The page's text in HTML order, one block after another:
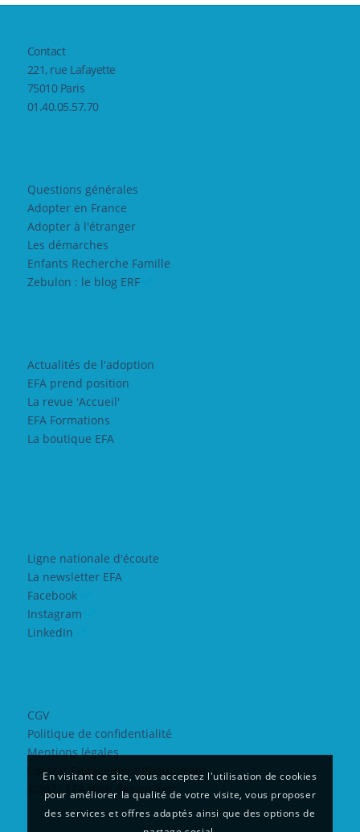
Contact
221, rue Lafayette
75010 Paris
01.40.05.57.70
Questions générales
Adopter en France
Adopter à l'étranger
Les démarches
Enfants Recherche Famille
Zebulon : le blog ERF
Actualités de l'adoption
EFA prend position
La revue 'Accueil'
EFA Formations
La boutique EFA
Ligne nationale d'écoute
La newsletter EFA
Facebook
Instagram
LinkedIn
CGV
Politique de confidentialité
Mentions légales
Contrat Engagement Républicain
©2022 EFA Web design Yeti
En visitant ce site, vous acceptez l'utilisation de cookies
pour améliorer la qualité de votre visite, vous proposer
des services et offres adaptés ainsi que des options de